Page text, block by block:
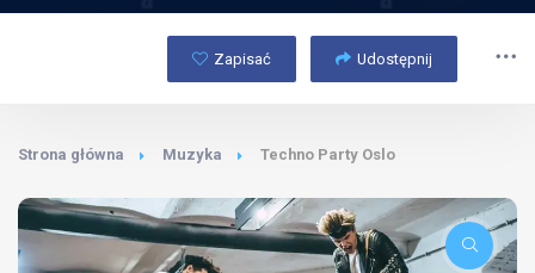
Zapisać Udostępnij
Strona główna Muzyka Techno Party Oslo